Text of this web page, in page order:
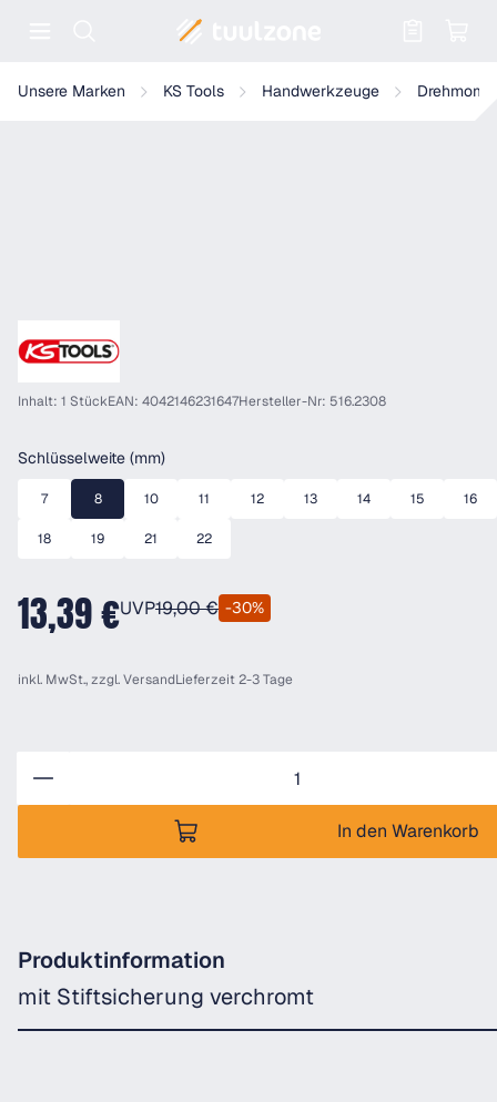
Unsere Marken KS Tools Handwerkzeuge
KS Tools Einsteck-Ringschlüssel
Inhalt: 1 StückEAN: 4042146231647Hersteller-Nr: 516.2308
Schlüsselweite (mm)auswählen
7 8 10 11 12 13 14 15 16
18 19 21 22
13,39 €UVP19,00 € -30%
inkl. MwSt., zzgl.VersandLieferzeit 2-3 Tage
In den Warenkorb
Produktinformation
mit Stiftsicherung verchromt